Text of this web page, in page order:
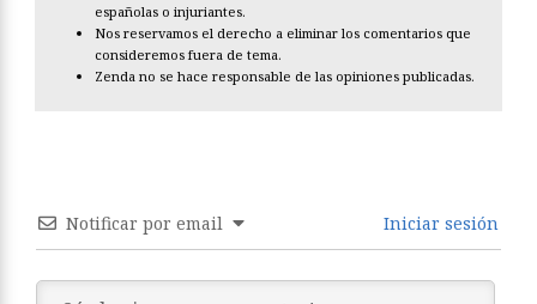
españolas o injuriantes.
Nos reservamos el derecho a eliminar los comentarios que
consideremos fuera de tema.
Zenda no se hace responsable de las opiniones publicadas.
Notificar por email Iniciar sesión